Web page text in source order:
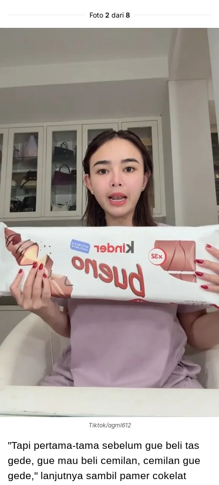
Foto 2 dari 8
Tiktok/agml612
"Tapi pertama-tama sebelum gue beli tas
gede, gue mau beli cemilan, cemilan gue
gede," lanjutnya sambil pamer cokelat